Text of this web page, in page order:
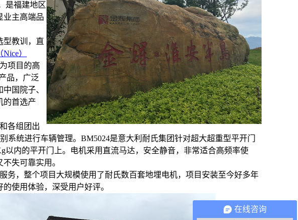
是福建地区
业主高端品
型教训，直
）
项目的高
品，广泛
国院子、
的首选产
各组团出
系统进行车辆管理。BM5024是意大利耐氏集团针对超大超重型平开门
内的平开门上。电机采用直流马达，安全静音，非常适合高频率使
失可靠实用。
务，整个项目大规模使用了耐氏数百套地埋电机，项目安装至今好多年
使用体验，深受用户好评。
在线咨询